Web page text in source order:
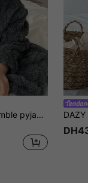
DAZY 2 pièces Ensemble pyjama pour bébé garçon, Top décontracté à col rond confortable et pantalon ample, doublure thermique pour l'automne et l'hiver, pour tout-petits